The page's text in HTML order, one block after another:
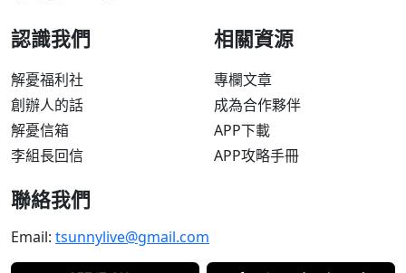
認識我們
解憂福利社
創辦人的話
解憂信箱
李組長回信
相關資源
專欄文章
成為合作夥伴
APP下載
APP攻略手冊
聯絡我們
Email: tsunnylive@gmail.com